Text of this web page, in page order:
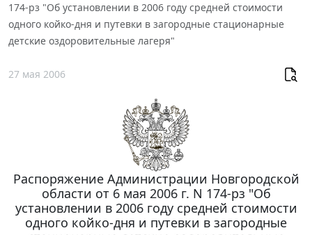
174-рз "Об установлении в 2006 году средней стоимости
одного койко-дня и путевки в загородные стационарные
детские оздоровительные лагеря"
27 мая 2006
Распоряжение Администрации Новгородской
области от 6 мая 2006 г. N 174-рз "Об
установлении в 2006 году средней стоимости
одного койко-дня и путевки в загородные